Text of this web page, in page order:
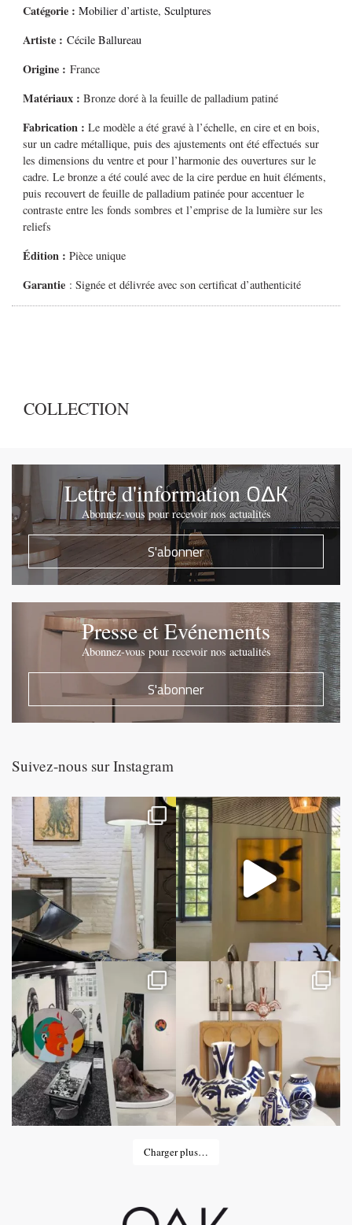
Catégorie :Mobilier d’artiste,Sculptures
Artiste : Cécile Ballureau
Origine :France
Matériaux :Bronze doré à la feuille de palladium patiné
Fabrication :Le modèle a été gravé à l’échelle, en cire et en bois,
sur un cadre métallique, puis des ajustements ont été effectués sur
les dimensions du ventre et pour l’harmonie des ouvertures sur le
cadre. Le bronze a été coulé avec de la cire perdue en huit éléments,
puis recouvert de feuille de palladium patinée pour accentuer le
contraste entre les fonds sombres et l’emprise de la lumière sur les
reliefs
Édition : Pièce unique
Garantie : Signée et délivrée avec son certificat d’authenticité
COLLECTION
Lettre d'informationOΔK
Abonnez-vous pour recevoir nos actualités
S'abonner
Presse et Evénements
Abonnez-vous pour recevoir nos actualités
S'abonner
Suivez-nous sur Instagram
Charger plus…